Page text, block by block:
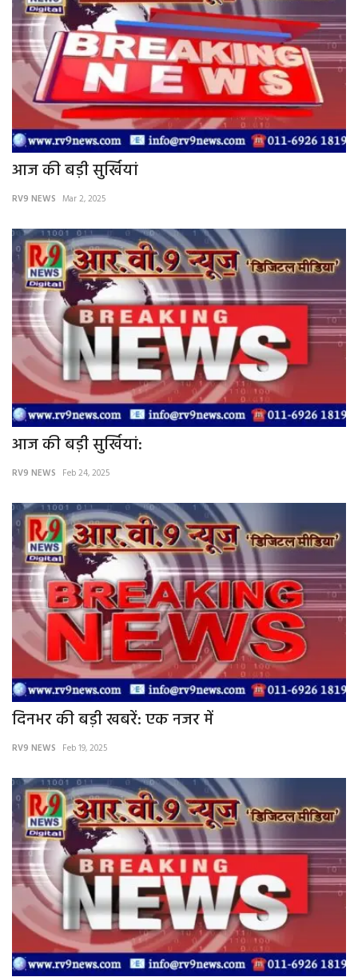
आज की बड़ी सुर्खियां
RV9 NEWS Mar 2, 2025
आज की बड़ी सुर्खियां:
RV9 NEWS Feb 24, 2025
दिनभर की बड़ी खबरें: एक नजर में
RV9 NEWS Feb 19, 2025